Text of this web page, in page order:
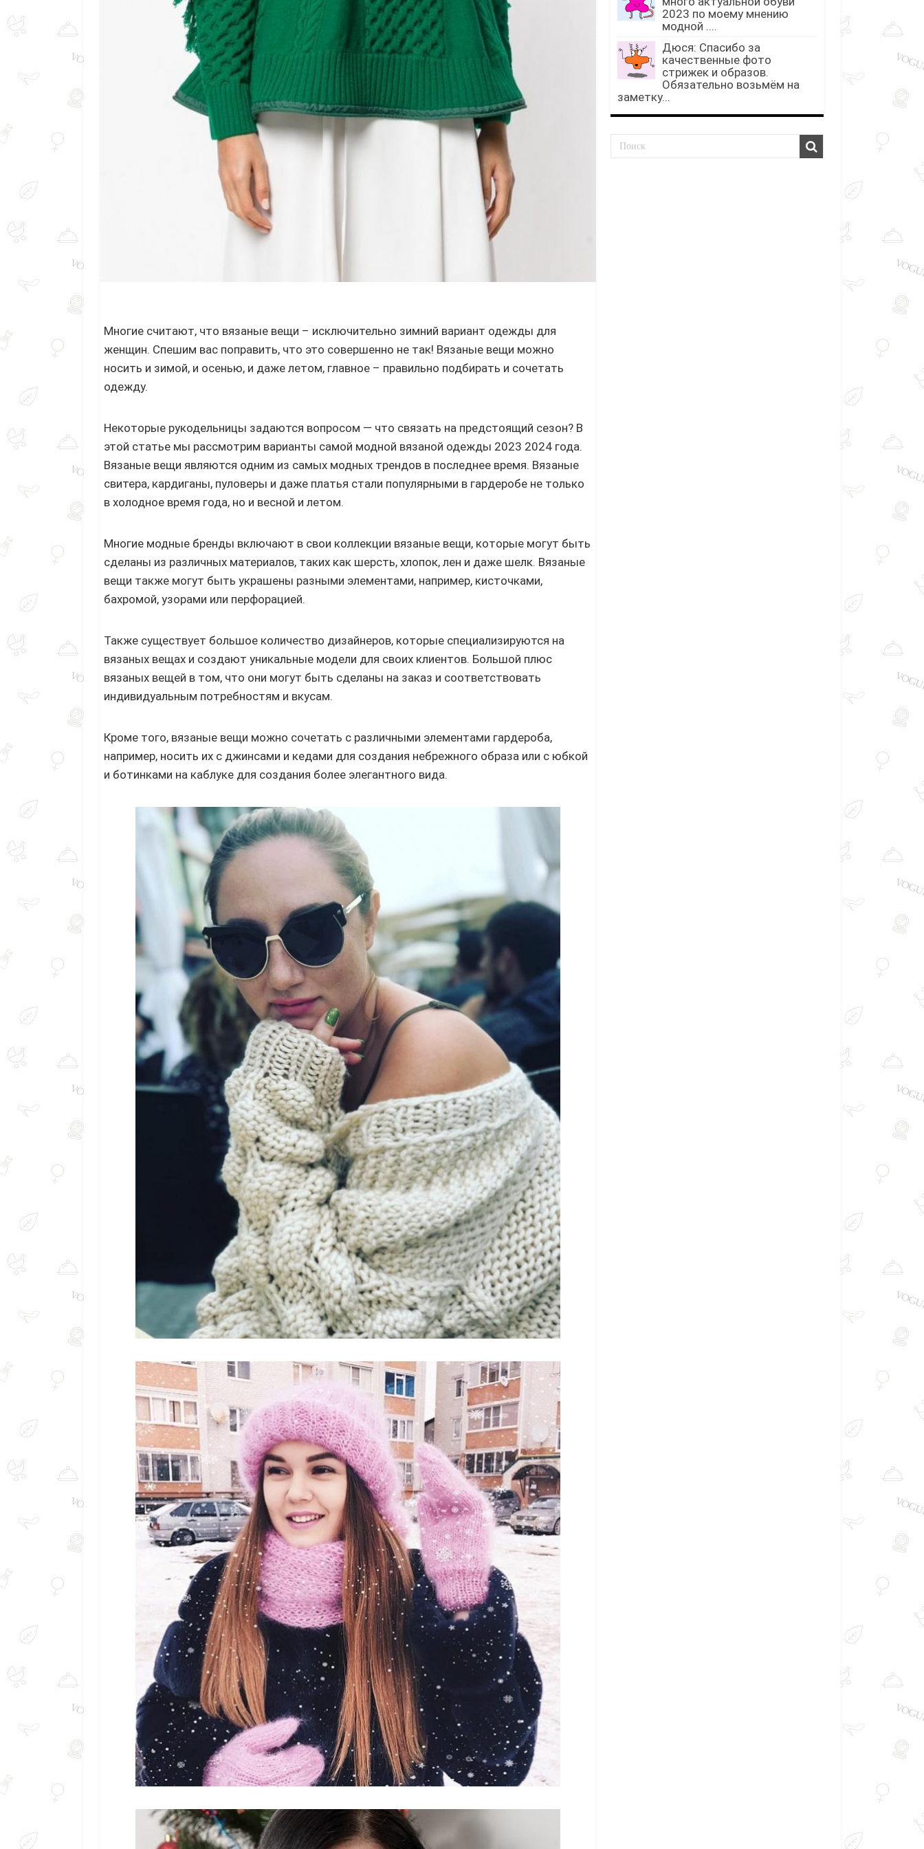
Многие считают, что вязаные вещи – исключительно зимний вариант одежды для
женщин. Спешим вас поправить, что это совершенно не так! Вязаные вещи можно
носить и зимой, и осенью, и даже летом, главное – правильно подбирать и сочетать
одежду.
Некоторые рукодельницы задаются вопросом — что связать на предстоящий сезон? В
этой статье мы рассмотрим варианты самой модной вязаной одежды 2023 2024 года.
Вязаные вещи являются одним из самых модных трендов в последнее время. Вязаные
свитера, кардиганы, пуловеры и даже платья стали популярными в гардеробе не только
в холодное время года, но и весной и летом.
Многие модные бренды включают в свои коллекции вязаные вещи, которые могут быть
сделаны из различных материалов, таких как шерсть, хлопок, лен и даже шелк. Вязаные
вещи также могут быть украшены разными элементами, например, кисточками,
бахромой, узорами или перфорацией.
Также существует большое количество дизайнеров, которые специализируются на
вязаных вещах и создают уникальные модели для своих клиентов. Большой плюс
вязаных вещей в том, что они могут быть сделаны на заказ и соответствовать
индивидуальным потребностям и вкусам.
Кроме того, вязаные вещи можно сочетать с различными элементами гардероба,
например, носить их с джинсами и кедами для создания небрежного образа или с юбкой
и ботинками на каблуке для создания более элегантного вида.
2023 по моему мнению
модной ....
Дюся: Спасибо за
качественные фото
стрижек и образов.
Обязательно возьмём на
заметку...